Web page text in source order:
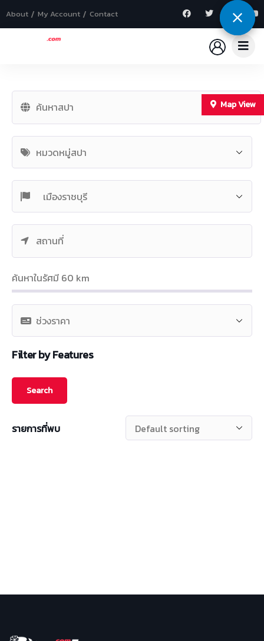
About My Account Contact
Map View
ค้นหาในรัศมี 60 km
Filter by Features
รายการที่พบ